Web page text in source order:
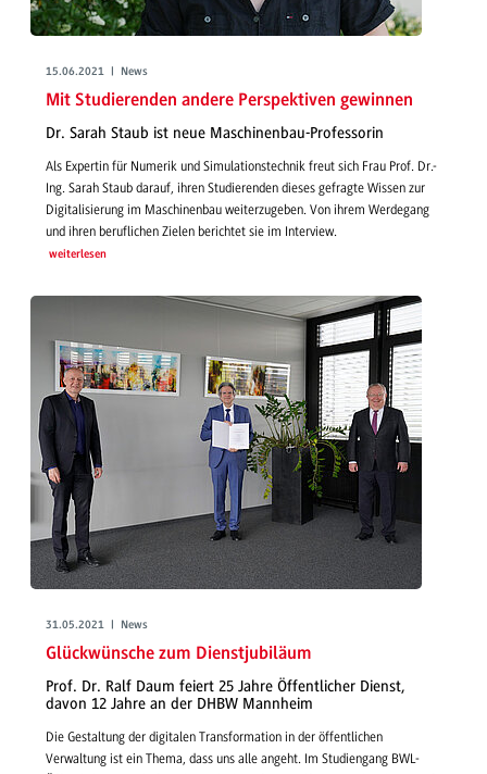
15.06.2021 | News
Mit Studierenden andere Perspektiven gewinnen
Dr. Sarah Staub ist neue Maschinenbau-Professorin
Als Expertin für Numerik und Simulationstechnik freut sich Frau Prof. Dr.-
Ing. Sarah Staub darauf, ihren Studierenden dieses gefragte Wissen zur
Digitalisierung im Maschinenbau weiterzugeben. Von ihrem Werdegang
und ihren beruflichen Zielen berichtet sie im Interview.
weiterlesen
31.05.2021 | News
Glückwünsche zum Dienstjubiläum
Prof. Dr. Ralf Daum feiert 25 Jahre Öffentlicher Dienst,
davon 12 Jahre an der DHBW Mannheim
Die Gestaltung der digitalen Transformation in der öffentlichen
Verwaltung ist ein Thema, dass uns alle angeht. Im Studiengang BWL-